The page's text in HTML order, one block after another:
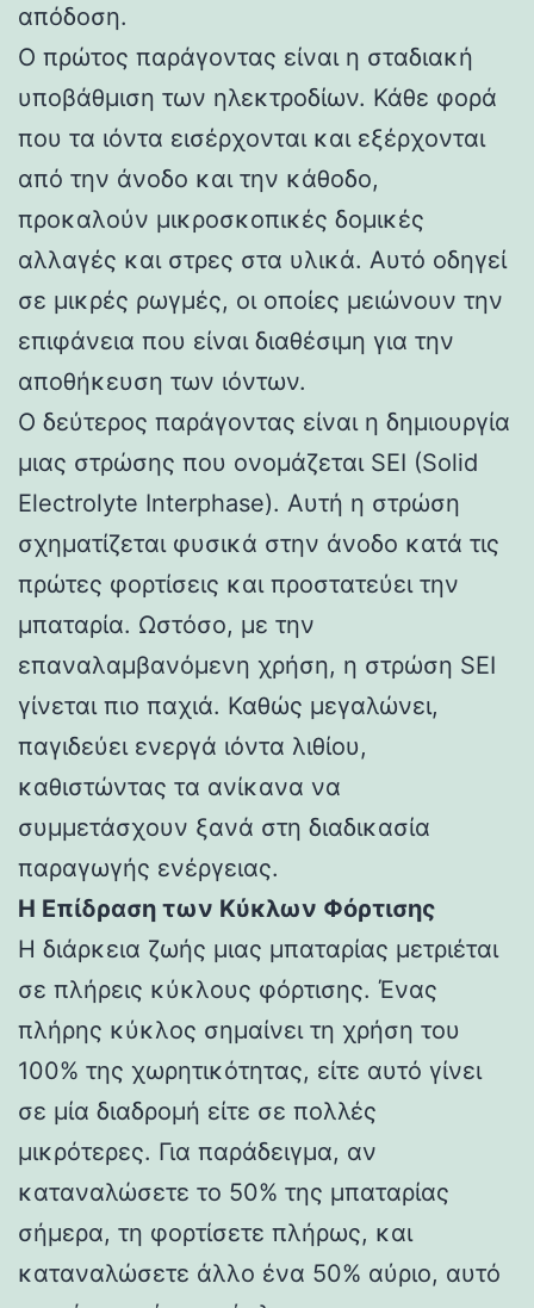
απόδοση.
Ο πρώτος παράγοντας είναι η σταδιακή
υποβάθμιση των ηλεκτροδίων. Κάθε φορά
που τα ιόντα εισέρχονται και εξέρχονται
από την άνοδο και την κάθοδο,
προκαλούν μικροσκοπικές δομικές
αλλαγές και στρες στα υλικά. Αυτό οδηγεί
σε μικρές ρωγμές, οι οποίες μειώνουν την
επιφάνεια που είναι διαθέσιμη για την
αποθήκευση των ιόντων.
Ο δεύτερος παράγοντας είναι η δημιουργία
μιας στρώσης που ονομάζεται SEI (Solid
Electrolyte Interphase). Αυτή η στρώση
σχηματίζεται φυσικά στην άνοδο κατά τις
πρώτες φορτίσεις και προστατεύει την
μπαταρία. Ωστόσο, με την
επαναλαμβανόμενη χρήση, η στρώση SEI
γίνεται πιο παχιά. Καθώς μεγαλώνει,
παγιδεύει ενεργά ιόντα λιθίου,
καθιστώντας τα ανίκανα να
συμμετάσχουν ξανά στη διαδικασία
παραγωγής ενέργειας.
Η Επίδραση των Κύκλων Φόρτισης
Η διάρκεια ζωής μιας μπαταρίας μετριέται
σε πλήρεις κύκλους φόρτισης. Ένας
πλήρης κύκλος σημαίνει τη χρήση του
100% της χωρητικότητας, είτε αυτό γίνει
σε μία διαδρομή είτε σε πολλές
μικρότερες. Για παράδειγμα, αν
καταναλώσετε το 50% της μπαταρίας
σήμερα, τη φορτίσετε πλήρως, και
καταναλώσετε άλλο ένα 50% αύριο, αυτό